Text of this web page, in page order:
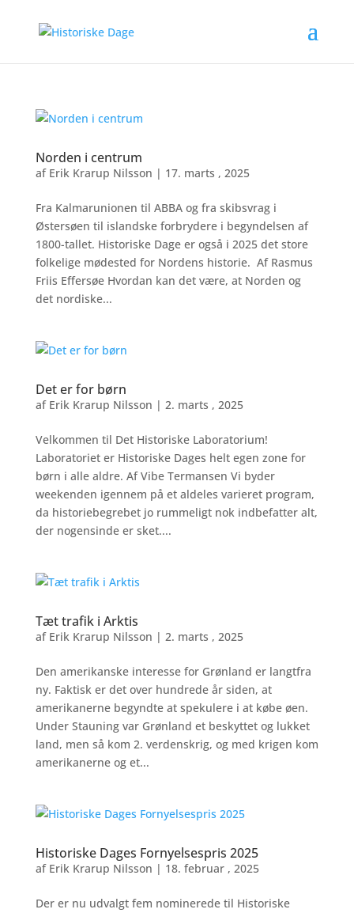
Norden i centrum
af Erik Krarup Nilsson | 17. marts , 2025
Fra Kalmarunionen til ABBA og fra skibsvrag i
Østersøen til islandske forbrydere i begyndelsen af
1800-tallet. Historiske Dage er også i 2025 det store
folkelige mødested for Nordens historie. Af Rasmus
Friis Effersøe Hvordan kan det være, at Norden og
det nordiske...
Det er for børn
af Erik Krarup Nilsson | 2. marts , 2025
Velkommen til Det Historiske Laboratorium!
Laboratoriet er Historiske Dages helt egen zone for
børn i alle aldre. Af Vibe Termansen Vi byder
weekenden igennem på et aldeles varieret program,
da historiebegrebet jo rummeligt nok indbefatter alt,
der nogensinde er sket....
Tæt trafik i Arktis
af Erik Krarup Nilsson | 2. marts , 2025
Den amerikanske interesse for Grønland er langtfra
ny. Faktisk er det over hundrede år siden, at
amerikanerne begyndte at spekulere i at købe øen.
Under Stauning var Grønland et beskyttet og lukket
land, men så kom 2. verdenskrig, og med krigen kom
amerikanerne og et...
Historiske Dages Fornyelsespris 2025
af Erik Krarup Nilsson | 18. februar , 2025
Der er nu udvalgt fem nominerede til Historiske